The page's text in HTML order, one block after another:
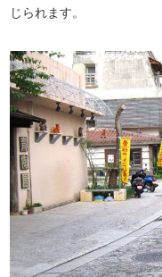
じられます。